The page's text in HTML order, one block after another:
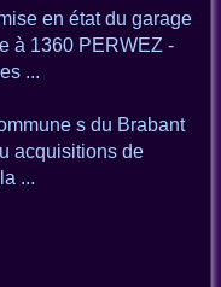
en état du garage
à 1360 PERWEZ -
...
s du Brabant
acquisitions de
...